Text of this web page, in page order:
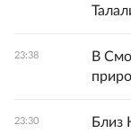
23:38
В
23:30
Близ